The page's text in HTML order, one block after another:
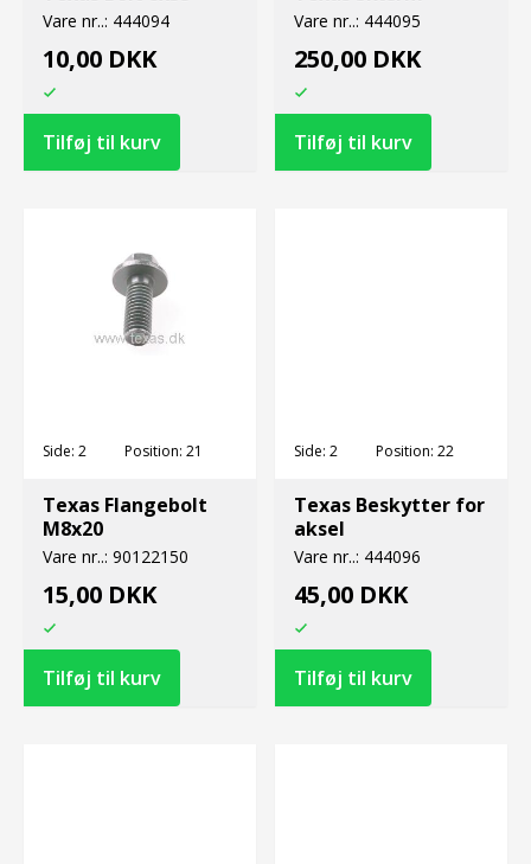
Vare nr..: 444094
10,00 DKK
Vare nr..: 444095
250,00 DKK
Side: 2 Position: 21
Texas Flangebolt
M8x20
Vare nr..: 90122150
15,00 DKK
Side: 2 Position: 22
Texas Beskytter for
aksel
Vare nr..: 444096
45,00 DKK